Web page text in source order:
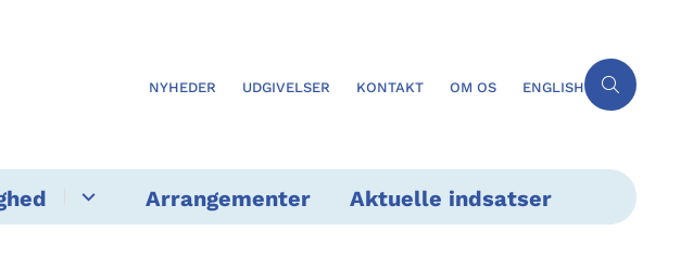
NYHEDER UDGIVELSER KONTAKT OM OS ENGLISH
Arrangementer Aktuelle indsatser